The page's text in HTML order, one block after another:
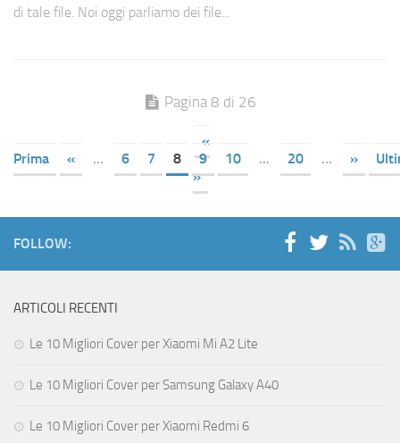
di tale file. Noi oggi parliamo dei file...
Pagina 8 di 26
«
Prima
« ... 6 7 8 9 10 ... 20 ... »
»
FOLLOW:
ARTICOLI RECENTI
Le 10 Migliori Cover per Xiaomi Mi A2 Lite
Le 10 Migliori Cover per Samsung Galaxy A40
Le 10 Migliori Cover per Xiaomi Redmi 6